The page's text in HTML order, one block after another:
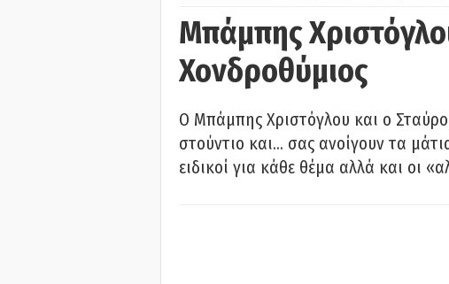
Μπάμπης
Χονδροθύμιος
O Μπάμπης Χριστόγλου και ο
στούντιο και… σας ανοίγουν τα
ειδικοί για κάθε θέμα αλλά και οι